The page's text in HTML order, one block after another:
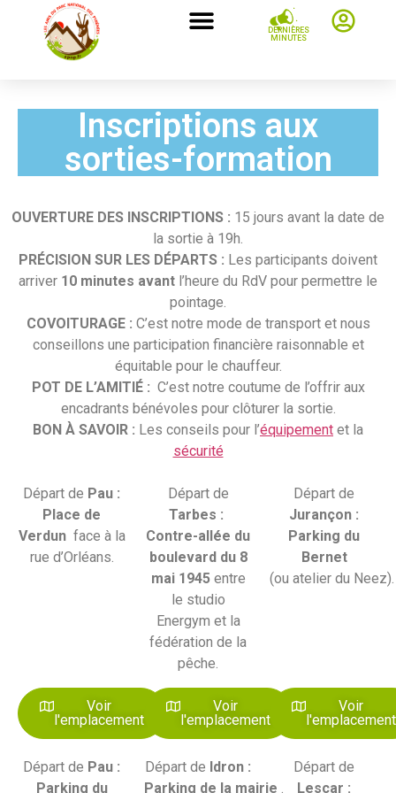
DERNIÈRES
MINUTES
Inscriptions aux
sorties-formation
OUVERTURE DES INSCRIPTIONS : 15 jours avant la date de
la sortie à 19h.
PRÉCISION SUR LES DÉPARTS : Les participants doivent
arriver 10 minutes avant l’heure du RdV pour permettre le
pointage.
COVOITURAGE : C’est notre mode de transport et nous
conseillons une participation financière raisonnable et
équitable pour le chauffeur.
POT DE L’AMITIÉ : C’est notre coutume de l’offrir aux
encadrants bénévoles pour clôturer la sortie.
BON À SAVOIR : Les conseils pour l’équipement et la
sécurité
Départ de Pau :
Place de
Verdun face à la
rue d’Orléans.
Voir
l'emplacement
Départ de
Tarbes :
Contre-allée du
boulevard du 8
mai 1945 entre
le studio
Energym et la
fédération de la
pêche.
Voir
l'emplacement
Départ de
Jurançon :
Parking du
Bernet
(ou atelier du Neez).
Voir
l'emplacement
Départ de Pau :
Parking du
Départ de Idron :
Parking de la mairie
Départ de
Lescar :